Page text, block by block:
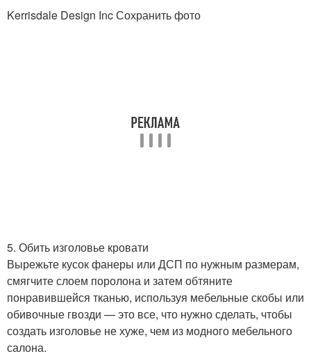
Kerrisdale Design Inc Сохранить фото
5. Обить изголовье кровати
Вырежьте кусок фанеры или ДСП по нужным размерам,
смягчите слоем поролона и затем обтяните
понравившейся тканью, используя мебельные скобы или
обивочные гвозди — это все, что нужно сделать, чтобы
создать изголовье не хуже, чем из модного мебельного
салона.